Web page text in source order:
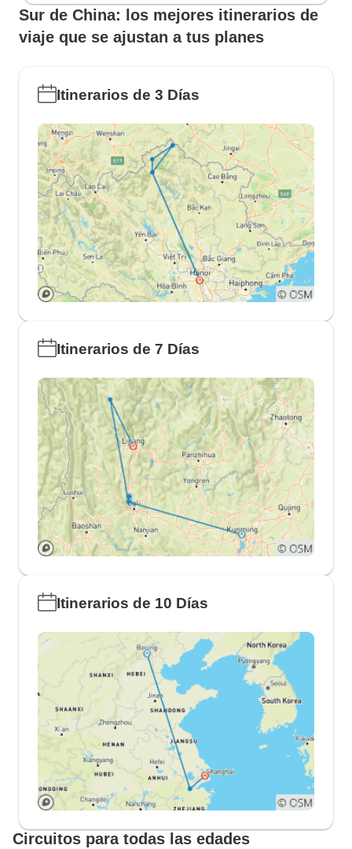
Sur de China: los mejores itinerarios de
viaje que se ajustan a tus planes
Itinerarios de 3 Días
Itinerarios de 7 Días
Itinerarios de 10 Días
Circuitos para todas las edades